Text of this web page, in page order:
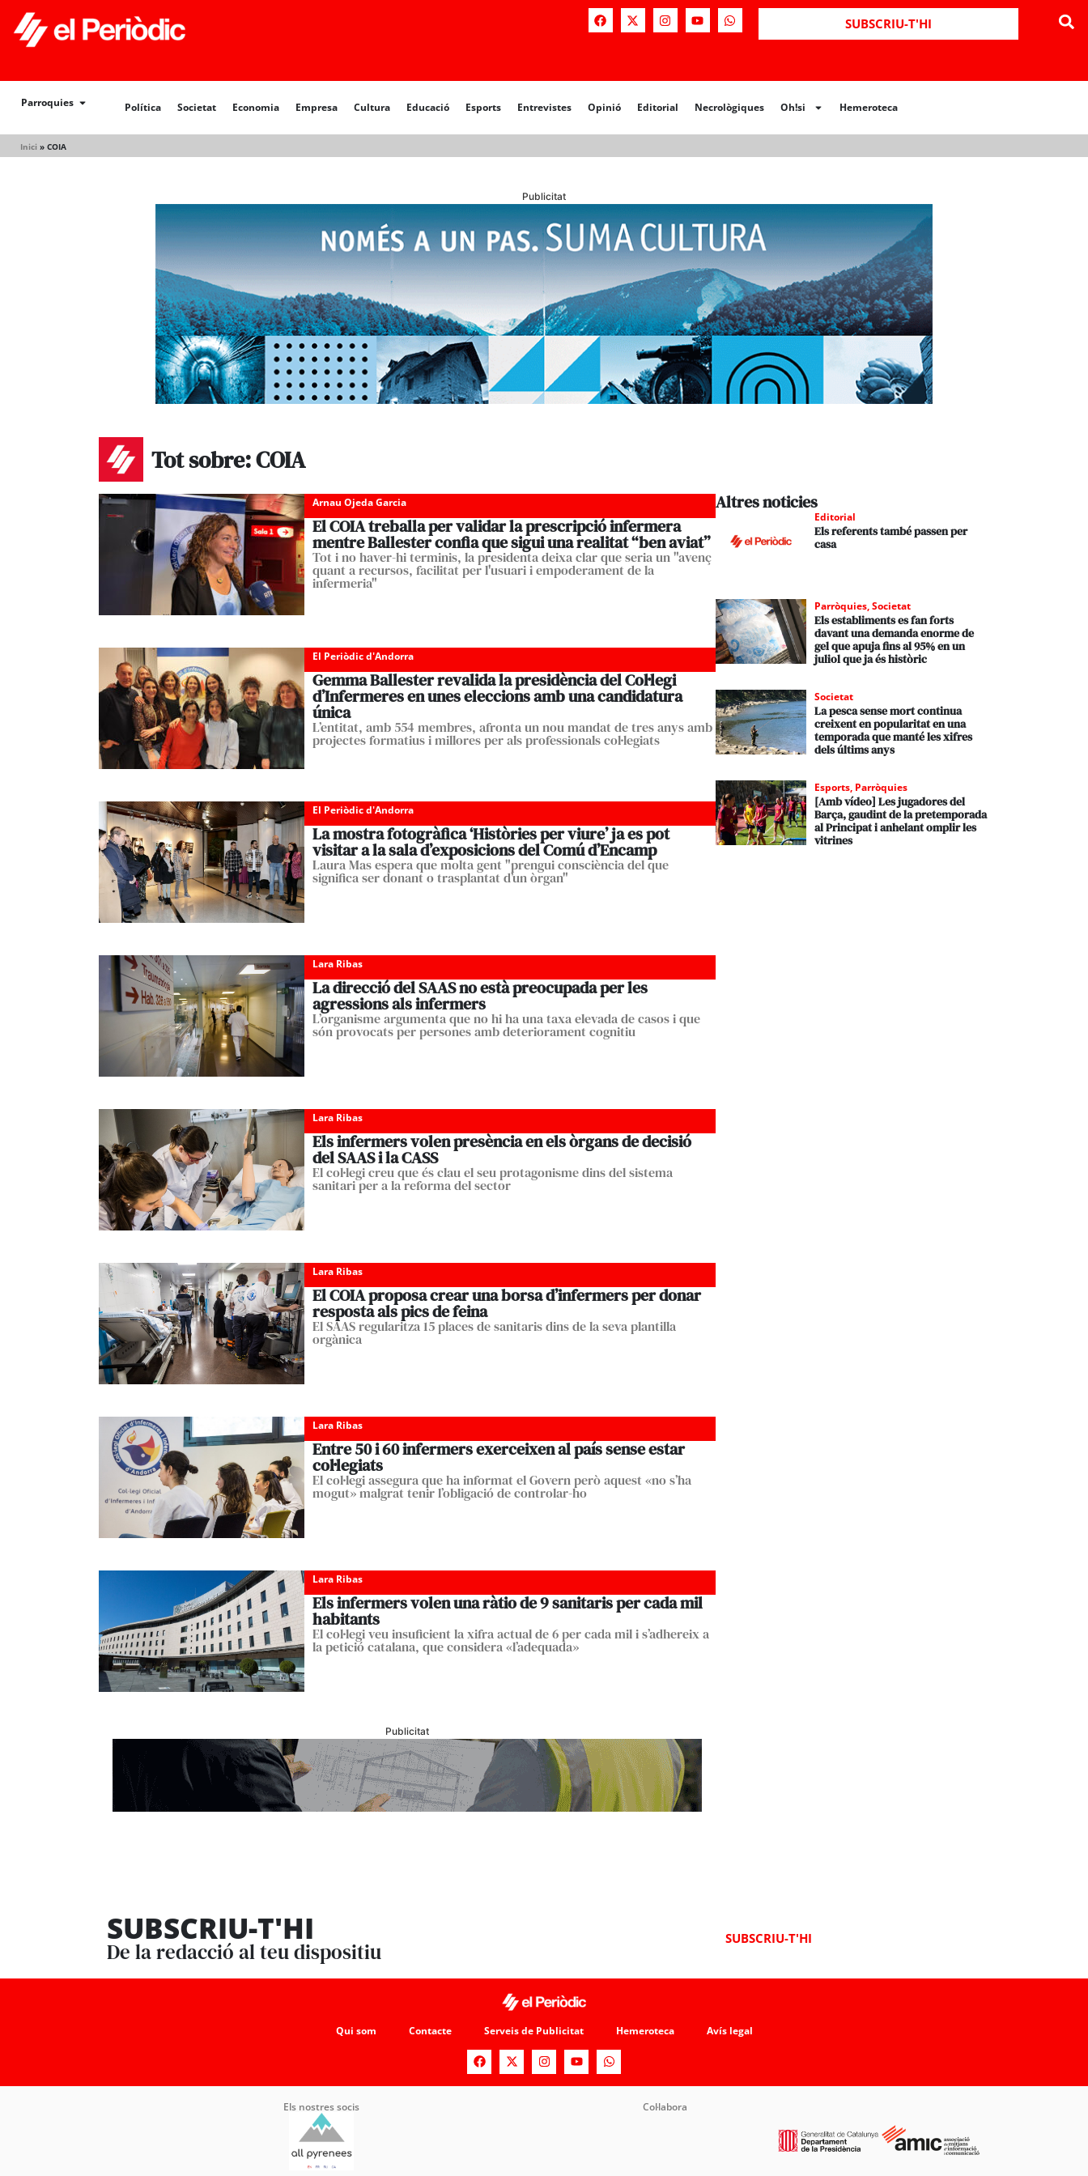
SUBSCRIU-T'HI
Parroquies Política Societat Economia Empresa Cultura Educació Esports Entrevistes Opinió Editorial Necrològiques Oh!si Hemeroteca
Inici » COIA
Política Societat Opinió Editorial Necrològiques Hemeroteca
Publicitat
Tot sobre: COIA
Arnau Ojeda Garcia
El COIA treballa per validar la prescripció infermera
mentre Ballester confia que sigui una realitat “ben aviat”
Tot i no haver-hi terminis, la presidenta deixa clar que seria un "avenç
quant a recursos, facilitat per l'usuari i empoderament de la
infermeria"
El Periòdic d'Andorra
Gemma Ballester revalida la presidència del Col·legi
d’Infermeres en unes eleccions amb una candidatura
única
L’entitat, amb 554 membres, afronta un nou mandat de tres anys amb
projectes formatius i millores per als professionals col·legiats
El Periòdic d'Andorra
La mostra fotogràfica ‘Històries per viure’ ja es pot
visitar a la sala d’exposicions del Comú d’Encamp
Laura Mas espera que molta gent "prengui consciència del que
significa ser donant o trasplantat d’un òrgan"
Lara Ribas
La direcció del SAAS no està preocupada per les
agressions als infermers
L’organisme argumenta que no hi ha una taxa elevada de casos i que
són provocats per persones amb deteriorament cognitiu
Lara Ribas
Els infermers volen presència en els òrgans de decisió
del SAAS i la CASS
El col·legi creu que és clau el seu protagonisme dins del sistema
sanitari per a la reforma del sector
Lara Ribas
El COIA proposa crear una borsa d’infermers per donar
resposta als pics de feina
El SAAS regularitza 15 places de sanitaris dins de la seva plantilla
orgànica
Lara Ribas
Entre 50 i 60 infermers exerceixen al país sense estar
col·legiats
El col·legi assegura que ha informat el Govern però aquest «no s’ha
mogut» malgrat tenir l’obligació de controlar-ho
Lara Ribas
Els infermers volen una ràtio de 9 sanitaris per cada mil
habitants
El col·legi veu insuficient la xifra actual de 6 per cada mil i s’adhereix a
la petició catalana, que considera «l’adequada»
Publicitat
Altres noticies
Editorial
Els referents també passen per
casa
Parròquies,Societat
Els establiments es fan forts
davant una demanda enorme de
gel que apuja fins al 95% en un
juliol que ja és històric
Societat
La pesca sense mort continua
creixent en popularitat en una
temporada que manté les xifres
dels últims anys
Esports, Parròquies
[Amb vídeo] Les jugadores del
Barça, gaudint de la pretemporada
al Principat i anhelant omplir les
vitrines
SUBSCRIU-T'HI
De la redacció al teu dispositiu
SUBSCRIU-T'HI
Qui som Contacte Serveis de Publicitat Hemeroteca Avís legal
Els nostres socis Col·labora